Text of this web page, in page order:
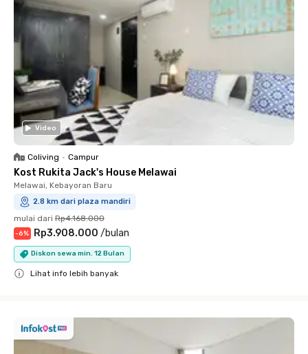
Video
Coliving • Campur
Kost Rukita Jack's House Melawai
Melawai, Kebayoran Baru
2.8 km dari plaza mandiri
mulai dari Rp4.168.000
-6% Rp3.908.000 /bulan
Diskon sewa min. 12 Bulan
Lihat info lebih banyak